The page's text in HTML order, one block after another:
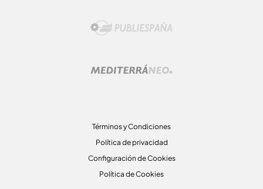
Términos y Condiciones
Política de privacidad
Configuración de Cookies
Política de Cookies